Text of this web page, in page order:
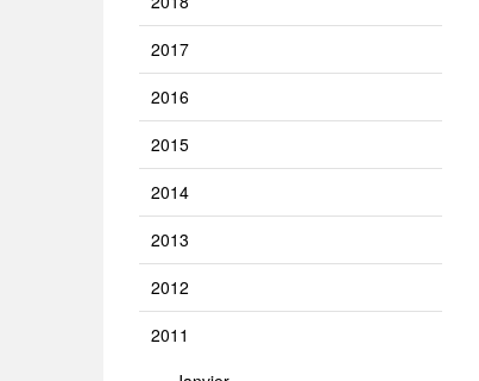
2017
2016
2015
2014
2013
2012
2011